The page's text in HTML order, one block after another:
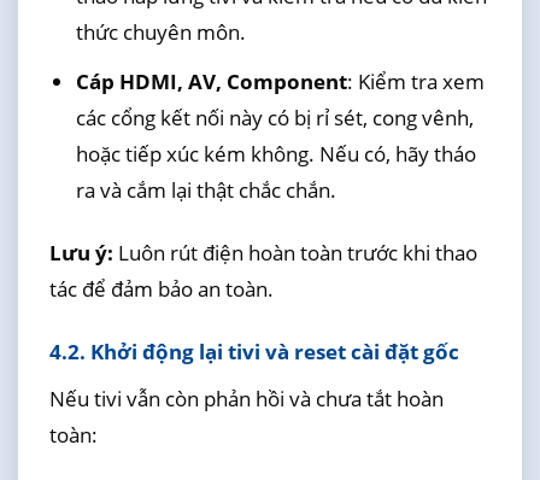
thức chuyên môn.
Cáp HDMI, AV, Component: Kiểm tra xem
các cổng kết nối này có bị rỉ sét, cong vênh,
hoặc tiếp xúc kém không. Nếu có, hãy tháo
ra và cắm lại thật chắc chắn.
Lưu ý: Luôn rút điện hoàn toàn trước khi thao
tác để đảm bảo an toàn.
4.2. Khởi động lại tivi và reset cài đặt gốc
Nếu tivi vẫn còn phản hồi và chưa tắt hoàn
toàn: